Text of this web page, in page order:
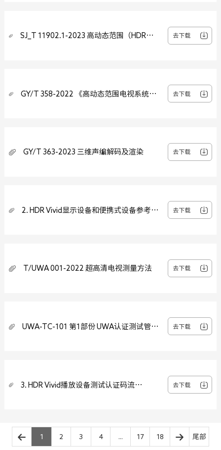
SJ_T 11902.1-2023 高动态范围（HDR）
去下载
GY/T 358-2022 《高动态范围电视系统显
去下载
GY/T 363-2023 三维声编解码及渲染 去下载
2. HDR Vivid显示设备和便携式设备参考测
去下载
T/UWA 001-2022 超高清电视测量方法 去下载
UWA-TC-101 第1部份 UWA认证测试管理
去下载
3. HDR Vivid播放设备测试认证码流
去下载
1 2 3 4 ... 17 18 尾部